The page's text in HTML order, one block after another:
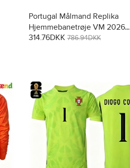
Portugal Målmand Replika
Hjemmebanetrøje VM 2026
Kortærmet
314.76DKK 786.94DKK